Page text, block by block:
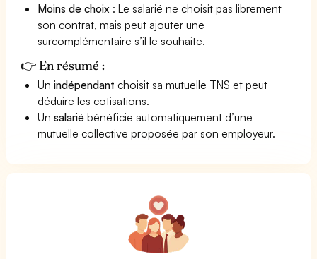
Moins de choix : Le salarié ne choisit pas librement
son contrat, mais peut ajouter une
surcomplémentaire s’il le souhaite.
👉 En résumé :
Unindépendant choisit sa mutuelle TNS et peut
déduire les cotisations.
Unsalarié bénéficie automatiquement d’une
mutuelle collective proposée par son employeur.